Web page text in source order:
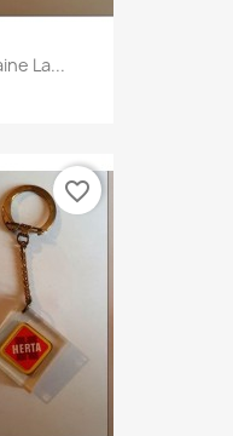
La...
favorite_border